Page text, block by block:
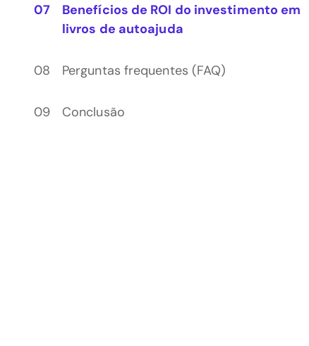
Benefícios de ROI do investimento em
livros de autoajuda
Perguntas frequentes (FAQ)
Conclusão